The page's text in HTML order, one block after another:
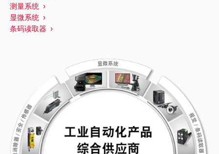
测量系统
显微系统
条码读取器